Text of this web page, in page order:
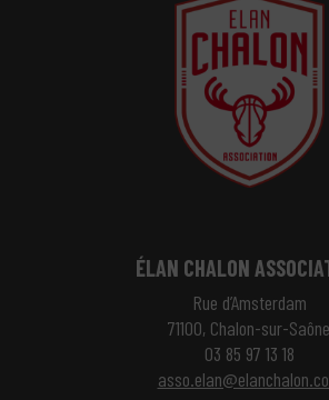
ÉLAN CHALON
Rue d’Amsterdam
71100, Chalon-sur-Saône
03 85 97 13 18